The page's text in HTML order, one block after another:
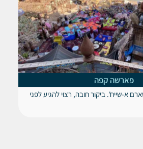
פארשה קפה
א-שייח'. ביקור חובה, רצוי להגיע לפני